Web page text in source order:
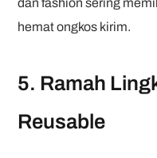
dan fashion sering
hemat ongkos kirim.
5. Ramah
Reusable